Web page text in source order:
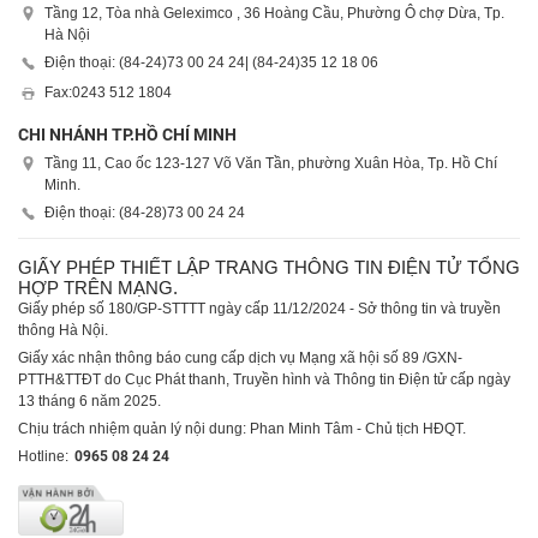
Tầng 12, Tòa nhà Geleximco , 36 Hoàng Cầu, Phường Ô chợ Dừa, Tp.
Hà Nội
Điện thoại: (84-24)73 00 24 24 | (84-24)35 12 18 06
Fax:0243 512 1804
CHI NHÁNH TP.HỒ CHÍ MINH
Tầng 11, Cao ốc 123-127 Võ Văn Tần, phường Xuân Hòa, Tp. Hồ Chí
Minh.
Điện thoại: (84-28)73 00 24 24
GIẤY PHÉP THIẾT LẬP TRANG THÔNG TIN ĐIỆN TỬ TỔNG
HỢP TRÊN MẠNG.
Giấy phép số 180/GP-STTTT ngày cấp 11/12/2024 - Sở thông tin và truyền
thông Hà Nội.
Giấy xác nhận thông báo cung cấp dịch vụ Mạng xã hội số 89 /GXN-
PTTH&TTĐT do Cục Phát thanh, Truyền hình và Thông tin Điện tử cấp ngày
13 tháng 6 năm 2025.
Chịu trách nhiệm quản lý nội dung: Phan Minh Tâm - Chủ tịch HĐQT.
Hotline: 0965 08 24 24